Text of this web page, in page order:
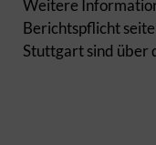
Weitere
Berichtspflicht
Stuttgart sind über